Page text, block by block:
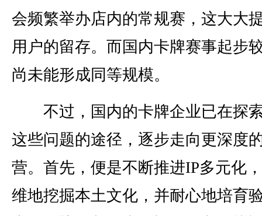
会频繁举办店内的常规赛，这大大
用户的留存。而国内卡牌赛事起步
尚未能形成同等规模。
不过，国内的卡牌企业已在探
这些问题的途径，逐步走向更深度
营。首先，便是不断推进IP多元化
维地挖掘本土文化，并耐心地培育